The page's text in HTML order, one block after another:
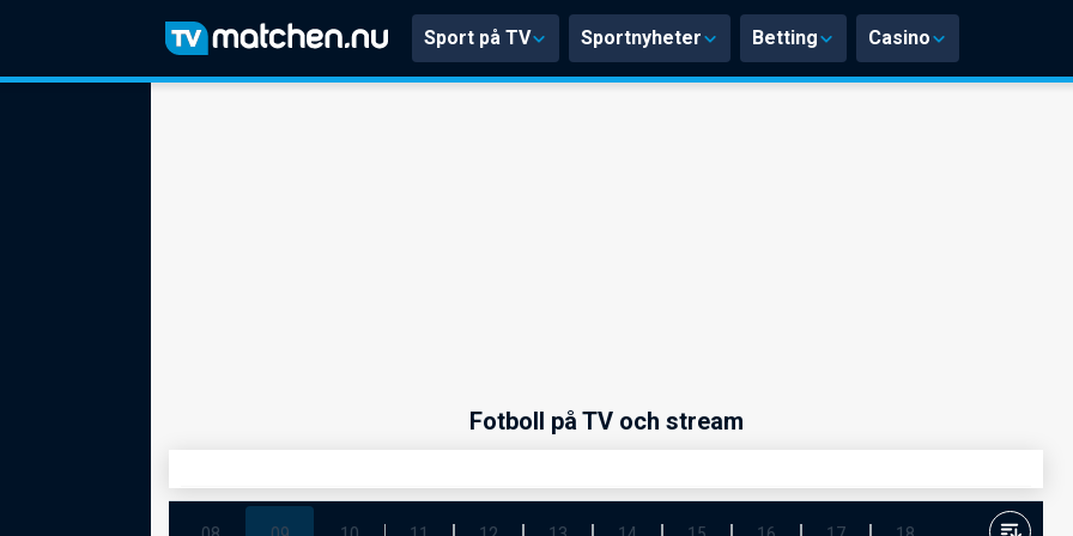
Sport på TV Sportnyheter Betting Casino
Fotboll på TV och stream